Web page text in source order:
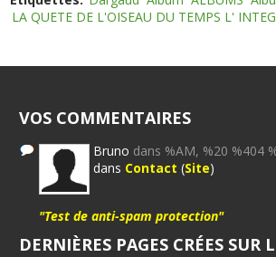
LA QUETE DE L'OISEAU DU TEMPS L'
VOS COMMENTAIRES
Bruno dans %AM, %20 %404
dans Contact (Site)
"Test de anti-spam protection"
DERNIÈRES PAGES CRÉES SUR